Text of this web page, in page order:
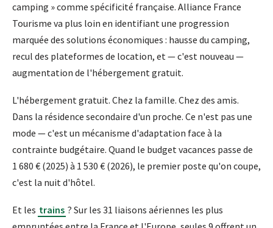
camping » comme spécificité française. Alliance France
Tourisme va plus loin en identifiant une progression
marquée des solutions économiques : hausse du camping,
recul des plateformes de location, et — c'est nouveau —
augmentation de l'hébergement gratuit.
L'hébergement gratuit. Chez la famille. Chez des amis.
Dans la résidence secondaire d'un proche. Ce n'est pas une
mode — c'est un mécanisme d'adaptation face à la
contrainte budgétaire. Quand le budget vacances passe de
1 680 € (2025) à 1 530 € (2026), le premier poste qu'on coupe,
c'est la nuit d'hôtel.
Et les trains ? Sur les 31 liaisons aériennes les plus